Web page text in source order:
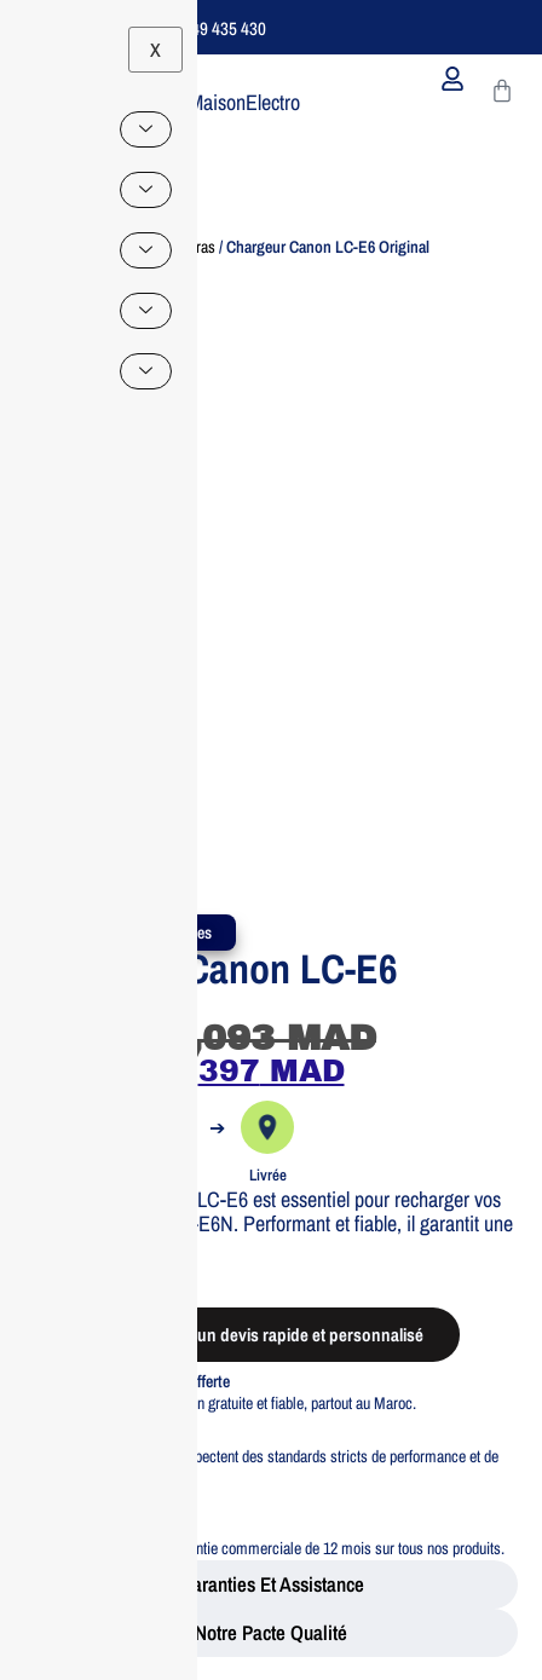
Support B2B Dédié | 06 49 435 430
X
MaisonElectro
Home/ Cameras/ Chargeur Canon LC-E6 Original
Produits Authentiques
Chargeur Canon LC-E6
1,093MAD
397 MAD
➔
Livrée
Le CANON Chargeur LC-E6 est essentiel pour recharger vos
batteries LP-E6 et LP-E6N. Performant et fiable, il garantit une
Demander un devis rapide et personnalisé
Livraison standard offerte
Profitez d’une livraison gratuite et fiable, partout au Maroc.
Tous nos produits respectent des standards stricts de performance et de
Bénéficiez d’une garantie commerciale de 12 mois sur tous nos produits.
Garanties Et Assistance
Notre Pacte Qualité